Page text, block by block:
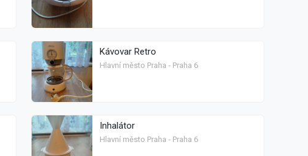
Kávovar Retro
Hlavní město Praha - Praha 6
Inhalátor
Hlavní město Praha - Praha 6